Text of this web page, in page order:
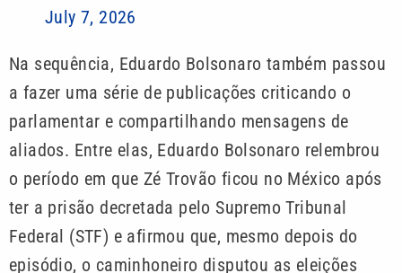
July 7, 2026
Na sequência, Eduardo Bolsonaro também passou
a fazer uma série de publicações criticando o
parlamentar e compartilhando mensagens de
aliados. Entre elas, Eduardo Bolsonaro relembrou
o período em que Zé Trovão ficou no México após
ter a prisão decretada pelo Supremo Tribunal
Federal (STF) e afirmou que, mesmo depois do
episódio, o caminhoneiro disputou as eleições